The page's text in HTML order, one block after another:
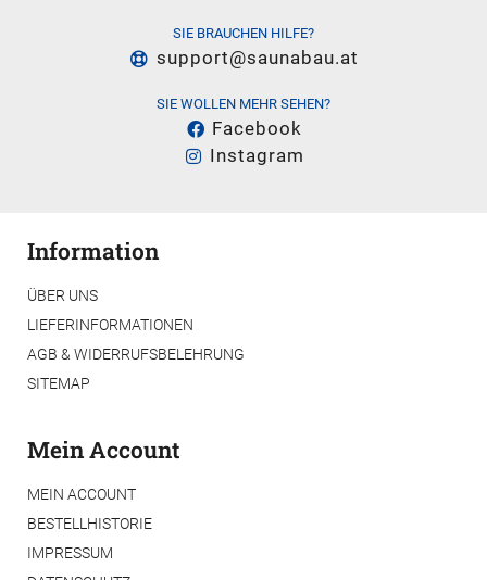
SIE BRAUCHEN HILFE?
support@saunabau.at
SIE WOLLEN MEHR SEHEN?
Facebook
Instagram
Information
ÜBER UNS
LIEFERINFORMATIONEN
AGB & WIDERRUFSBELEHRUNG
SITEMAP
Mein Account
MEIN ACCOUNT
BESTELLHISTORIE
IMPRESSUM